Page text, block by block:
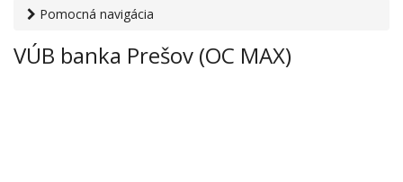
Pomocná navigácia
banka Prešov (OC MAX)
VÚB banka Prešov (OC MAX)